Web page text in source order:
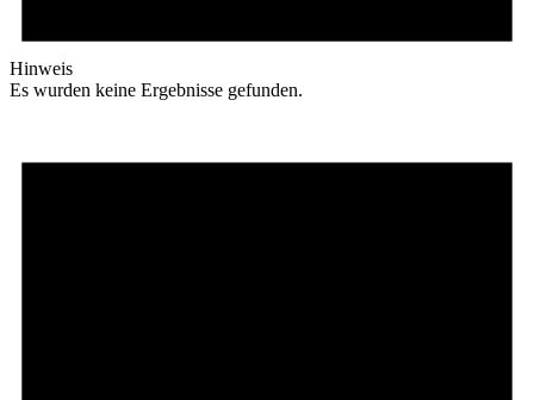
Hinweis
Es wurden keine Ergebnisse gefunden.